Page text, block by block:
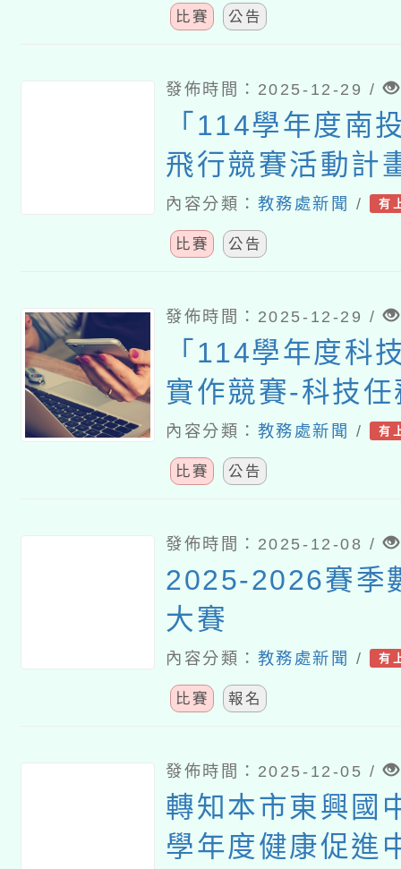
比賽 公告
發佈時間：2025-12-29 /
「114學年度南
飛行競賽活動計
內容分類： 教務處新聞 / 有
比賽 公告
發佈時間：2025-12-29 /
「114學年度科
實作競賽-科技
內容分類： 教務處新聞 / 有
比賽 公告
發佈時間：2025-12-08 /
2025-2026賽季
大賽
內容分類： 教務處新聞 / 有
比賽 報名
發佈時間：2025-12-05 /
轉知本市東興國
學年度健康促進